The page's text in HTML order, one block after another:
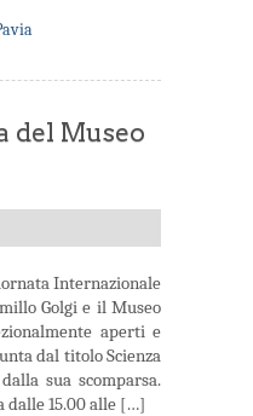
del Museo
Internazionale
Golgi e il Museo
aperti e
dal titolo Scienza
sua scomparsa.
dalle 15.00 alle […]